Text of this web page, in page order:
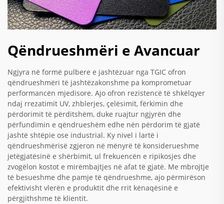
Qëndrueshmëri e Avancuar
Ngjyra në formë pulbere e jashtëzuar nga TGIC ofron
qëndrueshmëri të jashtëzakonshme pa komprometuar
performancën mjedisore. Ajo ofron rezistencë të shkëlqyer
ndaj rrezatimit UV, zhblerjes, çelësimit, fërkimin dhe
përdorimit të përditshëm, duke ruajtur ngjyrën dhe
përfundimin e qëndrueshëm edhe nën përdorim të gjatë
jashtë shtëpie ose industrial. Ky nivel i lartë i
qëndrueshmërisë zgjeron në mënyrë të konsiderueshme
jetëgjatësinë e shërbimit, ul frekuencën e ripikosjes dhe
zvogëlon kostot e mirëmbajtjes në afat të gjatë. Me mbrojtje
të besueshme dhe pamje të qëndrueshme, ajo përmirëson
efektivisht vlerën e produktit dhe rrit kënaqësinë e
përgjithshme të klientit.